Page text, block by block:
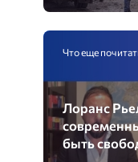
Что еще
Лоранс
быть